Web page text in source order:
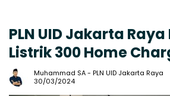
PLN UID Jakarta
Listrik 300 Home
Muhammad SA- PLN UID Jakarta Raya
30/03/2024